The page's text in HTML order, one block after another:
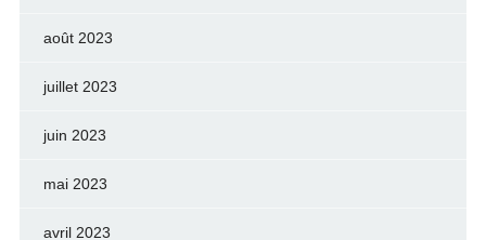
août 2023
juillet 2023
juin 2023
mai 2023
avril 2023